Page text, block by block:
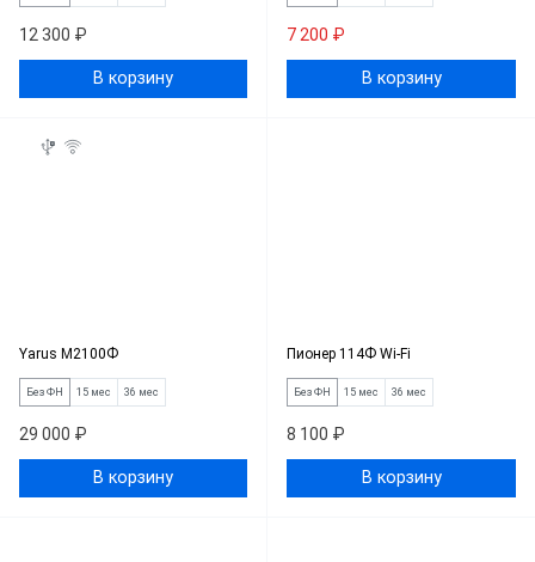
12 300 ₽
В корзину
7 200 ₽
В корзину
Yarus M2100Ф
Без ФН 15 мес 36 мес
29 000 ₽
В корзину
Пионер 114Ф Wi-Fi
Без ФН 15 мес 36 мес
8 100 ₽
В корзину